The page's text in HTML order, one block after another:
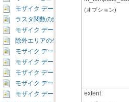
モザイク データセットの削除（Delete
ラスタ関数の編集（Edit Raster Function
モザイク データセット パスのエクスポ
除外エリアの生成（Generate Exclude
モザイク データセット ジオメトリのイ
モザイク データセットからラスタを削
モザイク データセット パスの修正（
モザイク データセット プロパティの設
モザイク データセットの同期（
(オプション)
extent